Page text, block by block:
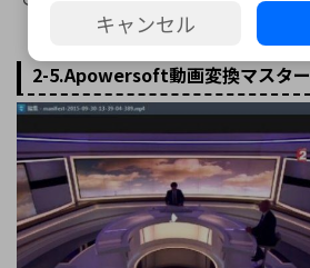
2-5.Apowersoft動画変換マスター
キャンセル